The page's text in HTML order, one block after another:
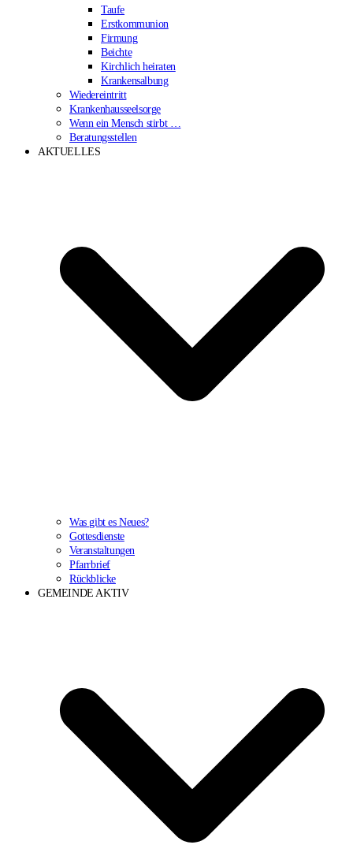
Taufe
Erstkommunion
Firmung
Beichte
Kirchlich heiraten
Krankensalbung
Wiedereintritt
Krankenhausseelsorge
Wenn ein Mensch stirbt …
Beratungsstellen
AKTUELLES
Was gibt es Neues?
Gottesdienste
Veranstaltungen
Pfarrbrief
Rückblicke
GEMEINDE AKTIV